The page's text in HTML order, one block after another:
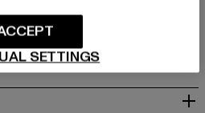
SETTINGS